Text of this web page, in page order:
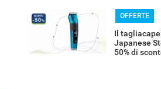
OFFERTE
Il
Japanese
50% di